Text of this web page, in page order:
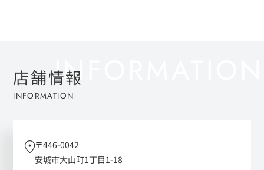
店舗情報
INFORMATION
〒446-0042
安城市大山町1丁目1-18